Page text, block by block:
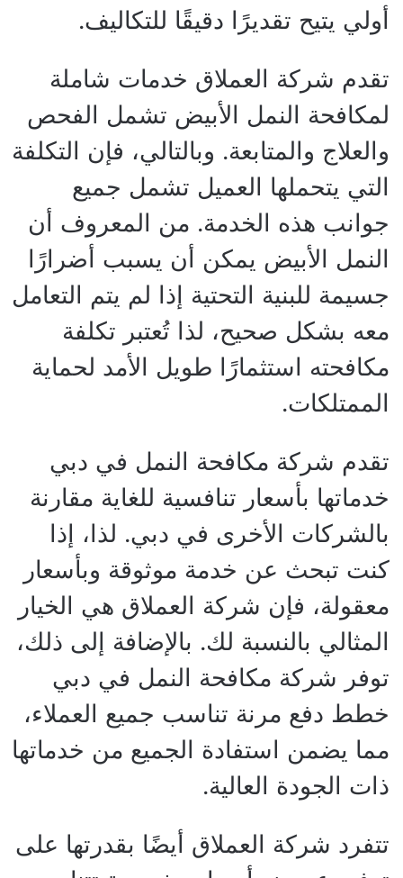
أولي يتيح تقديرًا دقيقًا للتكاليف.
تقدم شركة العملاق خدمات شاملة
لمكافحة النمل الأبيض تشمل الفحص
والعلاج والمتابعة. وبالتالي، فإن التكلفة
التي يتحملها العميل تشمل جميع
جوانب هذه الخدمة. من المعروف أن
النمل الأبيض يمكن أن يسبب أضرارًا
جسيمة للبنية التحتية إذا لم يتم التعامل
معه بشكل صحيح، لذا تُعتبر تكلفة
مكافحته استثمارًا طويل الأمد لحماية
الممتلكات.
تقدم شركة مكافحة النمل في دبي
خدماتها بأسعار تنافسية للغاية مقارنة
بالشركات الأخرى في دبي. لذا، إذا
كنت تبحث عن خدمة موثوقة وبأسعار
معقولة، فإن شركة العملاق هي الخيار
المثالي بالنسبة لك. بالإضافة إلى ذلك،
توفر شركة مكافحة النمل في دبي
خطط دفع مرنة تناسب جميع العملاء،
مما يضمن استفادة الجميع من خدماتها
ذات الجودة العالية.
تتفرد شركة العملاق أيضًا بقدرتها على